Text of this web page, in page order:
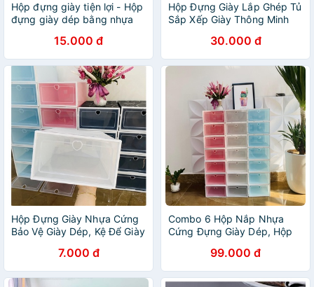
Hộp đựng giày tiện lợi - Hộp
đựng giày dép bằng nhựa
15.000 đ
Hộp Đựng Giày Lắp Ghép Tủ
Sắp Xếp Giày Thông Minh
30.000 đ
Hộp Đựng Giày Nhựa Cứng
Bảo Vệ Giày Dép, Kệ Để Giày
(Có Quà Tặng)7.000 đ
Combo 6 Hộp Nắp Nhựa
Cứng Đựng Giày Dép, Hộp
99.000 đ